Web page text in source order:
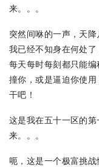
来。。。
突然间咻的一声，天
我已经不知身在何处
每天每时每刻都只能
撞你，或是逼迫你使
干吧！
这是我在五十一区的
来。。。
呃，这是一个极富挑